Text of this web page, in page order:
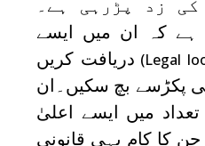
زد پڑرہی ہے۔
ہے کہ ان میں ایسے
(Legal دریافت کریں
پکڑسے بچ سکیں۔ان
میں ایسے اعلیٰ
کا کام یہی قانونی